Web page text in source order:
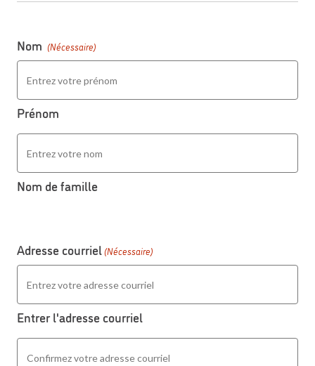
Nom (Nécessaire)
Prénom
Nom de famille
Adresse courriel (Nécessaire)
Entrer l'adresse courriel